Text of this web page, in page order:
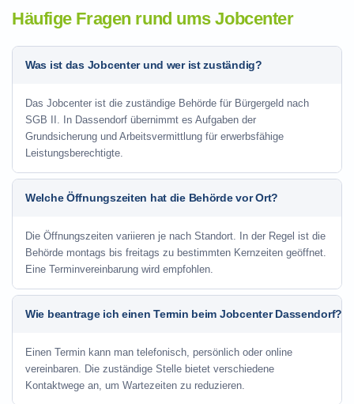
Häufige Fragen rund ums Jobcenter
Was ist das Jobcenter und wer ist zuständig?
Das Jobcenter ist die zuständige Behörde für Bürgergeld nach
SGB II. In Dassendorf übernimmt es Aufgaben der
Grundsicherung und Arbeitsvermittlung für erwerbsfähige
Leistungsberechtigte.
Welche Öffnungszeiten hat die Behörde vor Ort?
Die Öffnungszeiten variieren je nach Standort. In der Regel ist die
Behörde montags bis freitags zu bestimmten Kernzeiten geöffnet.
Eine Terminvereinbarung wird empfohlen.
Wie beantrage ich einen Termin beim Jobcenter Dassendorf?
Einen Termin kann man telefonisch, persönlich oder online
vereinbaren. Die zuständige Stelle bietet verschiedene
Kontaktwege an, um Wartezeiten zu reduzieren.